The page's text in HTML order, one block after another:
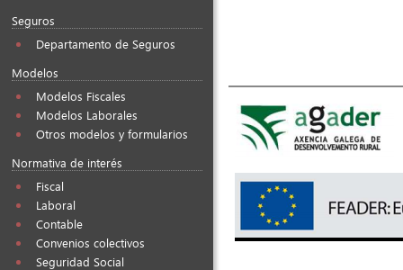
Seguros
Departamento de Seguros
Modelos
Modelos Fiscales
Modelos Laborales
Otros modelos y formularios
Normativa de interés
Fiscal
Laboral
Contable
Convenios colectivos
Seguridad Social